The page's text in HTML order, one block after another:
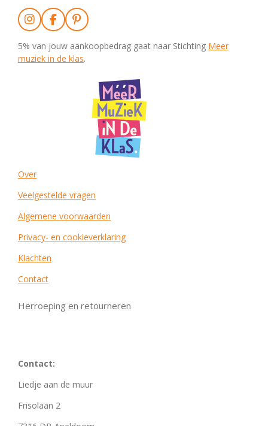
I
n
s
t
F
a
c
e
P
i
n
t
5% van jouw aankoopbedrag gaat naar Stichting Meer
muziek in de klas.
Over
Veelgestelde vragen
Algemene voorwaarden
Privacy- en cookieverklaring
Klachten
Contact
Herroeping en retourneren
Contact:
Liedje aan de muur
Frisolaan 2